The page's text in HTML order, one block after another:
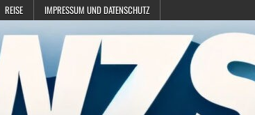
REISE IMPRESSUM UND DATENSCHUTZ